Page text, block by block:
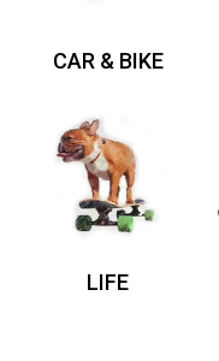
CAR & BIKE
LIFE